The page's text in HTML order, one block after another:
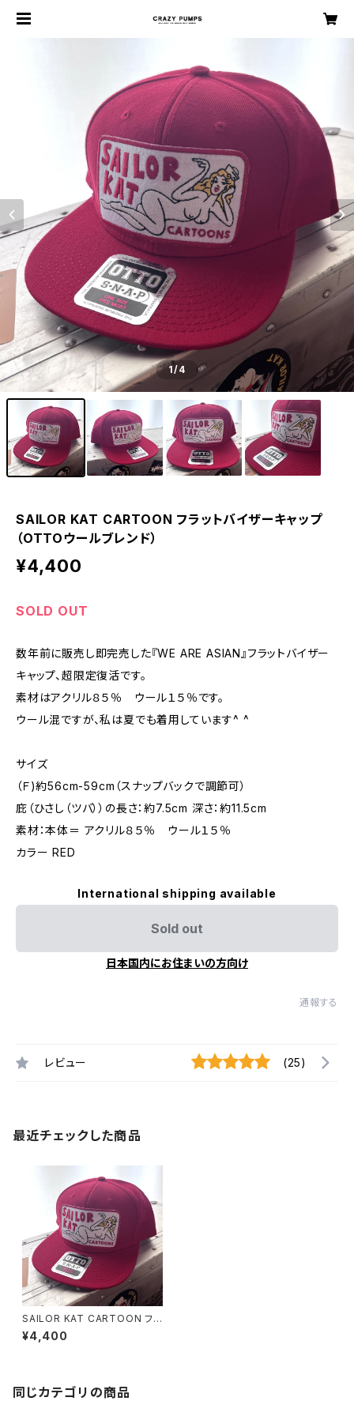
1/4
SAILOR KAT CARTOON フラットバイザーキャップ
（OTTOウールブレンド）
¥4,400
SOLD OUT
数年前に販売し即完売した『WE ARE ASIAN』フラットバイザー
キャップ、超限定復活です。
素材はアクリル８５％ ウール１５％です。
ウール混ですが、私は夏でも着用しています^ ^
サイズ
（Ｆ)約56cm-59cm（スナップバックで調節可）
庇（ひさし（ツバ））の長さ：約7.5cm 深さ：約11.5cm
素材：本体＝ アクリル８５％ ウール１５％
カラー RED
International shipping available
Sold out
日本国内にお住まいの方向け
通報する
レビュー (25)
最近チェックした商品
SAILOR KAT CARTOON フラ
ットバイザーキャップ（OTTOウ
ールブレンド）
¥4,400
同じカテゴリの商品